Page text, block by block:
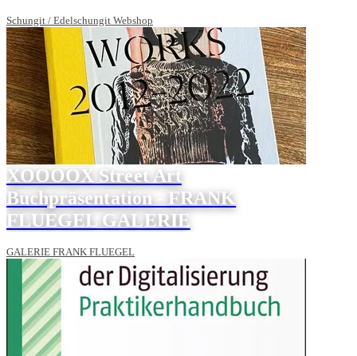
Schungit / Edelschungit Webshop
XOOOOX Street Art
Buchpräsentation - FRANK
FLUEGEL GALERIE
GALERIE FRANK FLUEGEL